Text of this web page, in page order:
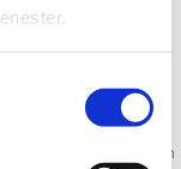
man kunne hækle
Strikkespil,
udviklet af Sidsel
sammen på. Man